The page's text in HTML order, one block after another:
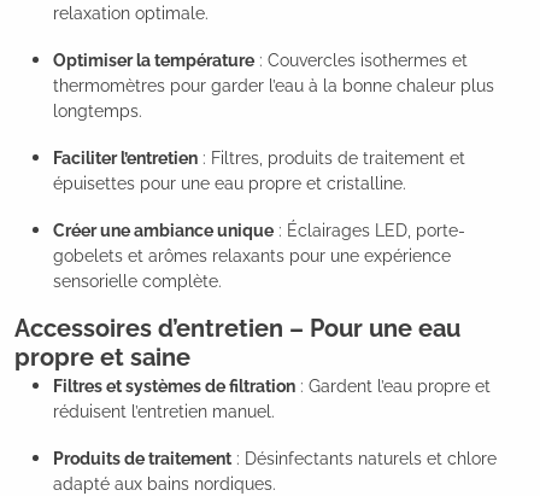
relaxation optimale.
Optimiser la température : Couvercles isothermes et
thermomètres pour garder l’eau à la bonne chaleur plus
longtemps.
Faciliter l’entretien : Filtres, produits de traitement et
épuisettes pour une eau propre et cristalline.
Créer une ambiance unique : Éclairages LED, porte-
gobelets et arômes relaxants pour une expérience
sensorielle complète.
Accessoires d’entretien – Pour une eau
propre et saine
Filtres et systèmes de filtration : Gardent l’eau propre et
réduisent l’entretien manuel.
Produits de traitement : Désinfectants naturels et chlore
adapté aux bains nordiques.